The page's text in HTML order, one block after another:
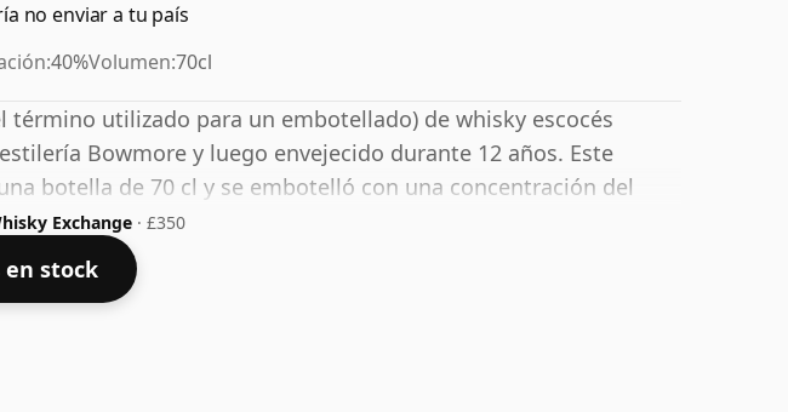
no enviar a tu país
40%Volumen:70cl
término utilizado para un embotellado) de whisky escocés
Bowmore y luego envejecido durante 12 años. Este
botella de 70 cl y se embotelló con una concentración del
Exchange · £350
stock